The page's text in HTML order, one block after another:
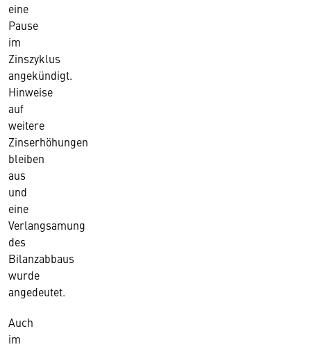
eine
Pause
im
Zinszyklus
angekündigt.
Hinweise
auf
weitere
Zinserhöhungen
bleiben
aus
und
eine
Verlangsamung
des
Bilanzabbaus
wurde
angedeutet.
Auch
im